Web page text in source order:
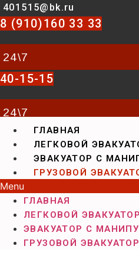
401515@bk.ru
8 (910)160 33 33
24\7
40-15-15
24\7
ГЛАВНАЯ
ЛЕГКОВОЙ
ЭВАКУАТОР С
ГРУЗОВОЙ
Menu
ГЛАВНАЯ
ЛЕГКОВОЙ ЭВАКУАТОР
ЭВАКУАТОР С
ГРУЗОВОЙ ЭВАКУАТОР